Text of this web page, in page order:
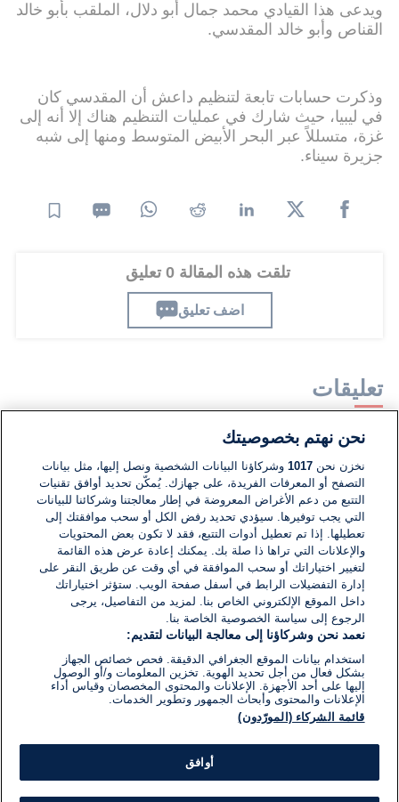
ويدعى هذا القيادي محمد جمال أبو دلال، الملقب بأبو خالد
القناص وأبو خالد المقدسي.
وذكرت حسابات تابعة لتنظيم داعش أن المقدسي كان
في ليبيا، حيث شارك في عمليات التنظيم هناك إلا أنه إلى
غزة، متسللاً عبر البحر الأبيض المتوسط ومنها إلى شبه
جزيرة سيناء.
تلقت هذه المقالة 0 تعليق
اضف تعليق
تعليقات
لا توجد تعليقات مكتوبة حتى الآن. كن الأول!
اكتب تعليقًا جديدًا ...
نحن نهتم بخصوصيتك
نخزن نحن1017 وشركاؤنا البيانات الشخصية ونصل إليها، مثل بيانات
التصفح أو المعرفات الفريدة، على جهازك. يُمكّن تحديد أوافق تقنيات
التتبع من دعم الأغراض المعروضة في إطار معالجتنا وشركائنا للبيانات
التي يجب توفيرها. سيؤدي تحديد رفض الكل أو سحب موافقتك إلى
تعطيلها. إذا تم تعطيل أدوات التتبع، فقد لا تكون بعض المحتويات
والإعلانات التي تراها ذا صلة بك. يمكنك إعادة عرض هذه القائمة
لتغيير اختياراتك أو سحب الموافقة في أي وقت عن طريق النقر على
إدارة التفضيلات الرابط في أسفل صفحة الويب. ستؤثر اختياراتك
داخل الموقع الإلكتروني الخاص بنا. لمزيد من التفاصيل، يرجى
الرجوع إلى سياسة الخصوصية الخاصة بنا.
نعمد نحن وشركاؤنا إلى معالجة البيانات لتقديم:
استخدام بيانات الموقع الجغرافي الدقيقة. فحص خصائص الجهاز
بشكل فعال من أجل تحديد الهوية. تخزين المعلومات و/أو الوصول
إليها على أحد الأجهزة. الإعلانات والمحتوى المخصصان وقياس أداء
الإعلانات والمحتوى وأبحاث الجمهور وتطوير الخدمات.
قائمة الشركاء (المورّدون)
أوافق